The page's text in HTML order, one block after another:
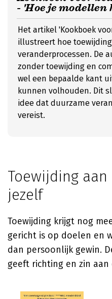
- 'Hoe je
Het artikel 'Kookboek
illustreert hoe
veranderprocessen. De
zonder toewijding en
wel een bepaalde kant
kunnen volhouden. Dit
idee dat duurzame
vereist.
Toewijding
jezelf
Toewijding krijgt nog
gericht is op doelen en
dan persoonlijk gewin.
geeft richting en zin